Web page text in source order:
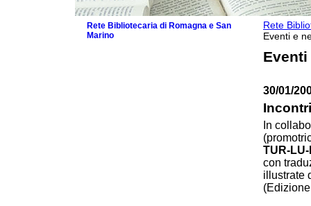
Rete
Eventi e
Eventi
30/01/
In
TUR-
con
illustrate
Rete Bibliotecaria di Romagna e San
Marino